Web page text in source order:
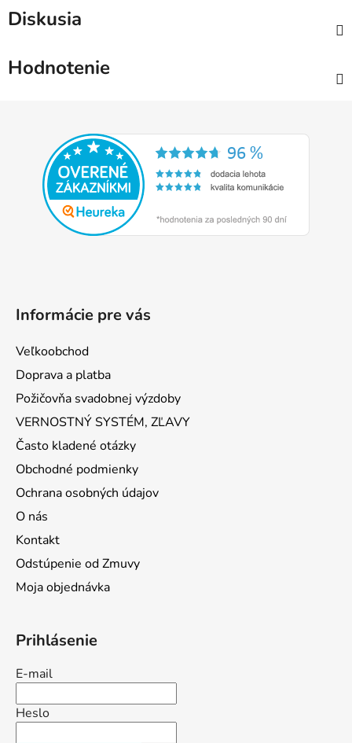
Diskusia
Hodnotenie
Informácie pre vás
Veľkoobchod
Doprava a platba
Požičovňa svadobnej výzdoby
VERNOSTNÝ SYSTÉM, ZĽAVY
Často kladené otázky
Obchodné podmienky
Ochrana osobných údajov
O nás
Kontakt
Odstúpenie od Zmuvy
Moja objednávka
Prihlásenie
E-mail
Heslo